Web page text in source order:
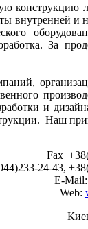
конструкцию
внутренней
За
и
Наш
Fax
24-43,
E-Mail:
Web: